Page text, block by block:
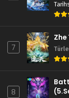
7
Zhe
8